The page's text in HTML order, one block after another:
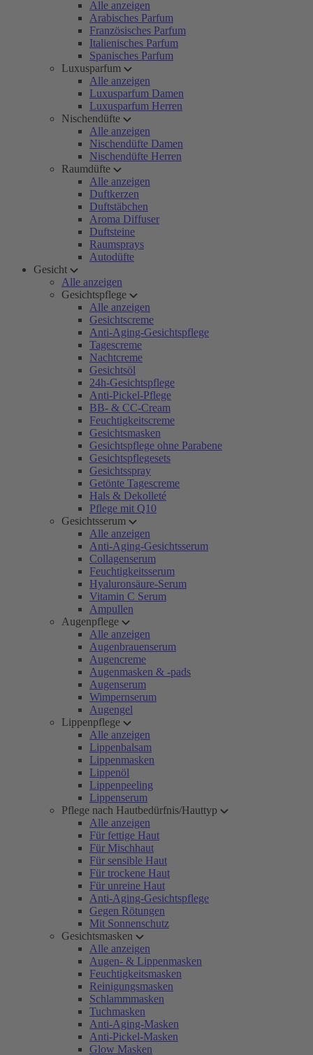
Alle anzeigen
Arabisches Parfum
Französisches Parfum
Italienisches Parfum
Spanisches Parfum
Luxusparfum
Alle anzeigen
Luxusparfum Damen
Luxusparfum Herren
Nischendüfte
Alle anzeigen
Nischendüfte Damen
Nischendüfte Herren
Raumdüfte
Alle anzeigen
Duftkerzen
Duftstäbchen
Aroma Diffuser
Duftsteine
Raumsprays
Autodüfte
Gesicht
Alle anzeigen
Gesichtspflege
Alle anzeigen
Gesichtscreme
Anti-Aging-Gesichtspflege
Tagescreme
Nachtcreme
Gesichtsöl
24h-Gesichtspflege
Anti-Pickel-Pflege
BB- & CC-Cream
Feuchtigkeitscreme
Gesichtsmasken
Gesichtspflege ohne Parabene
Gesichtspflegesets
Gesichtsspray
Getönte Tagescreme
Hals & Dekolleté
Pflege mit Q10
Gesichtsserum
Alle anzeigen
Anti-Aging-Gesichtsserum
Collagenserum
Feuchtigkeitsserum
Hyaluronsäure-Serum
Vitamin C Serum
Ampullen
Augenpflege
Alle anzeigen
Augenbrauenserum
Augencreme
Augenmasken & -pads
Augenserum
Wimpernserum
Augengel
Lippenpflege
Alle anzeigen
Lippenbalsam
Lippenmasken
Lippenöl
Lippenpeeling
Lippenserum
Pflege nach Hautbedürfnis/Hauttyp
Alle anzeigen
Für fettige Haut
Für Mischhaut
Für sensible Haut
Für trockene Haut
Für unreine Haut
Anti-Aging-Gesichtspflege
Gegen Rötungen
Mit Sonnenschutz
Gesichtsmasken
Alle anzeigen
Augen- & Lippenmasken
Feuchtigkeitsmasken
Reinigungsmasken
Schlammmasken
Tuchmasken
Anti-Aging-Masken
Anti-Pickel-Masken
Glow Masken